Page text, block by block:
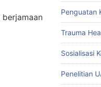
Penguatan
Trauma
Sosialisasi
Penelitian